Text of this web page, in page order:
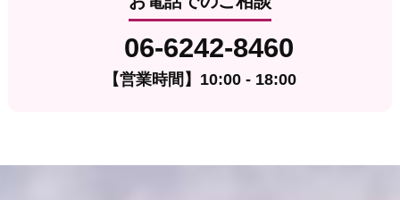
06-6242-8460
【営業時間】 10:00 - 18:00